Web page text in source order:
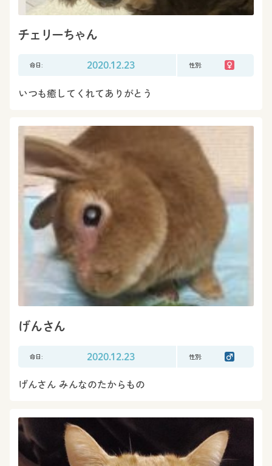
チェリーちゃん
命日: 2020.12.23 性別:
いつも癒してくれてありがとう
げんさん
命日: 2020.12.23 性別:
げんさん みんなのたからもの